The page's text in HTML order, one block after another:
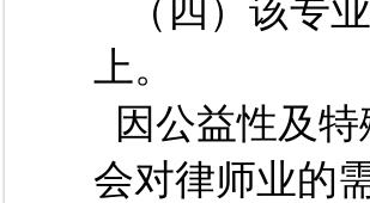
（四）该专
上。
因公益性及
会对律师业的